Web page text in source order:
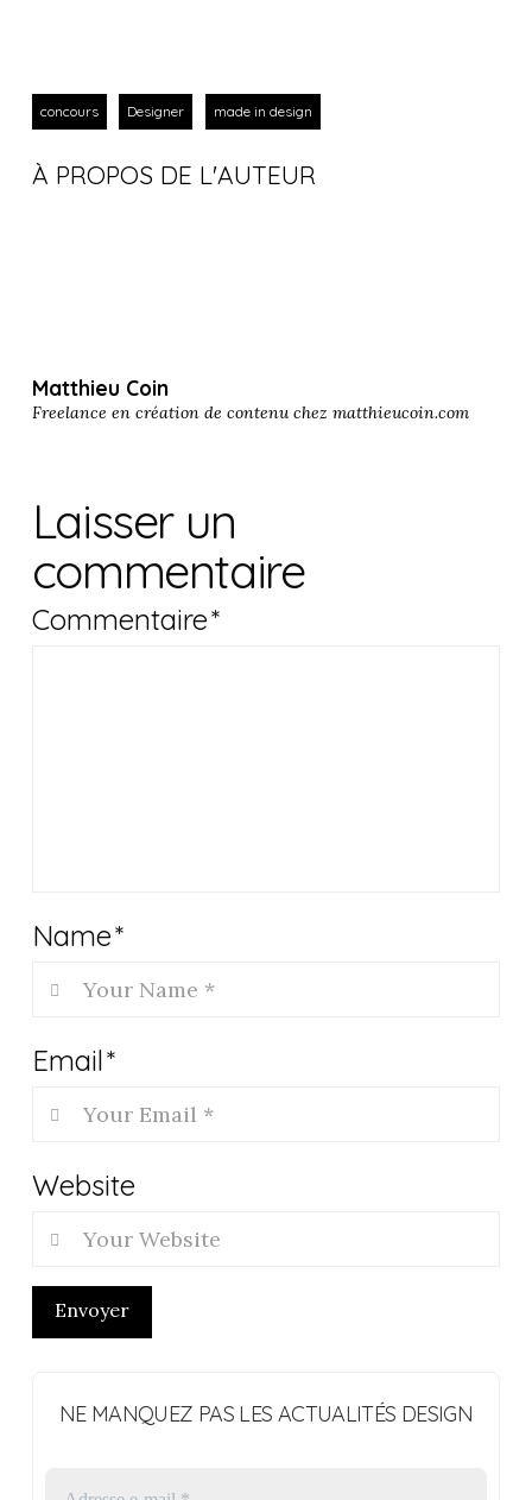
concours Designer made in design
À PROPOS DE L'AUTEUR
Matthieu Coin
Freelance en création de contenu chez matthieucoin.com
Laisser un
commentaire
Commentaire*
Name*
Email*
Website
Envoyer
NE MANQUEZ PAS LES ACTUALITÉS DESIGN